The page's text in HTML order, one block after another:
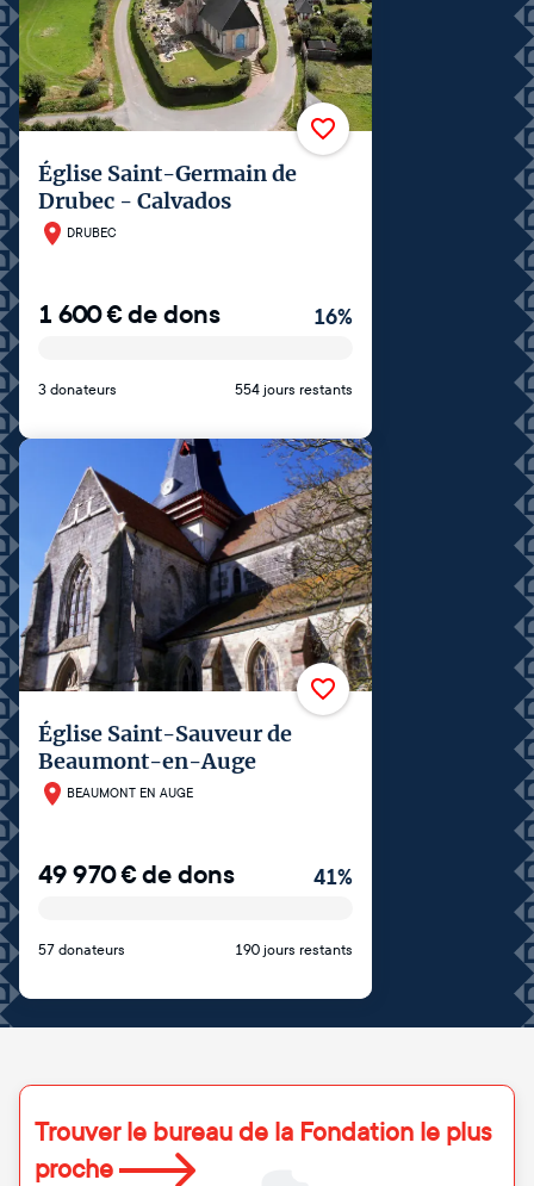
Église Saint-Germain de
Drubec - Calvados
DRUBEC
1 600€de dons 16%
3 donateurs 554 jours restants
Église Saint-Sauveur de
Beaumont-en-Auge
BEAUMONT EN AUGE
49 970€de dons 41%
57 donateurs 190 jours restants
Trouver le bureau de la Fondation le plus
proche